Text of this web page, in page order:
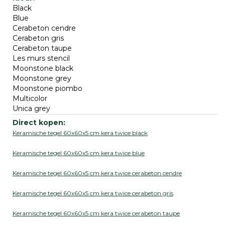
Black
Blue
Cerabeton cendre
Cerabeton gris
Cerabeton taupe
Les murs stencil
Moonstone black
Moonstone grey
Moonstone piombo
Multicolor
Unica grey
Keramische tegel 60x60x5 cm kera twice black
Keramische tegel 60x60x5 cm kera twice blue
Keramische tegel 60x60x5 cm kera twice cerabeton cendre
Keramische tegel 60x60x5 cm kera twice cerabeton gris
Keramische tegel 60x60x5 cm kera twice cerabeton taupe